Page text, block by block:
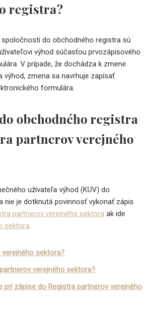
registra?
do obchodného registra sú
výhod súčasťou prvozápisového
V prípade, že dochádza k zmene
výhod, zmena sa navrhuje zapísať
formulára.
obchodného registra
partnerov verejného
užívateľa výhod (KUV) do
nie je dotknutá povinnosť vykonať zápis
partnerov verejného sektora ak ide
sektora.
sektora?
verejného sektora?
pri zápise do Registra partnerov verejného